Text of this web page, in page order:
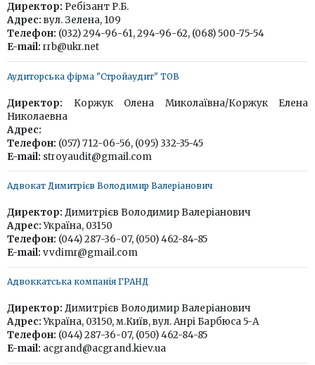
Директор: Ребізант Р.Б.
Адрес: вул. Зелена, 109
Телефон: (032) 294-96-61, 294-96-62, (068) 500-75-54
E-mail: rrb@ukr.net
Аудиторська фірма "Стройаудит" ТОВ
Директор: Коржук Олена Миколаївна/Коржук Елена
Николаевна
Адрес:
Телефон: (057) 712-06-56, (095) 332-35-45
E-mail: stroyaudit@gmail.com
Адвокат Димитрієв Володимир Валеріанович
Директор: Димитрієв Володимир Валеріанович
Адрес:Україна, 03150
Телефон: (044) 287-36-07, (050) 462-84-85
E-mail: vvdimr@gmail.com
Адвоккатська компанія ГРАНД
Директор: Димитрієв Володимир Валеріанович
Адрес:Україна, 03150, м.Київ, вул. Анрі Барбюса 5-А
Телефон: (044) 287-36-07, (050) 462-84-85
E-mail: acgrand@acgrand.kiev.ua